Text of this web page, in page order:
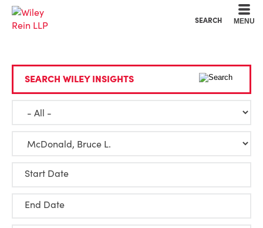
SEARCH MENU
SEARCH WILEY INSIGHTS
Start Date
End Date